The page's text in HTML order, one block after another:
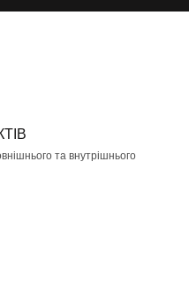
та внутрішнього